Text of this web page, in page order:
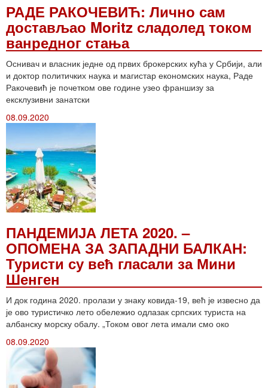
РАДЕ РАКОЧЕВИЋ: Лично сам
достављао Moritz сладолед током
ванредног стања
Оснивач и власник једне од првих брокерских кућа у Србији, али
и доктор политичких наука и магистар економских наука, Раде
Ракочевић је почетком ове године узео франшизу за
ексклузивни занатски
08.09.2020
ПАНДЕМИЈА ЛЕТА 2020. –
ОПОМЕНА ЗА ЗАПАДНИ БАЛКАН:
Туристи су већ гласали за Мини
Шенген
И док година 2020. пролази у знаку ковида-19, већ је извесно да
је ово туристичко лето обележио одлазак српских туриста на
албанску морску обалу. „Током овог лета имали смо око
08.09.2020